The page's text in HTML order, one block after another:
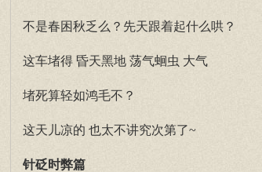
不是春困秋乏么？先天跟着起什么哄？
这车堵得 昏天黑地 荡气蛔虫 大气
堵死算轻如鸿毛不？
这天儿凉的 也太不讲究次第了~
针砭时弊篇